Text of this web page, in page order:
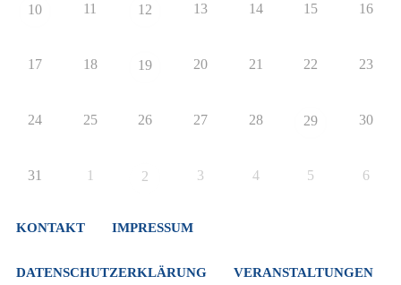
10 11 12 13 14 15 16
17 18 19 20 21 22 23
24 25 26 27 28 29 30
31 1 2 3 4 5 6
KONTAKT IMPRESSUM
DATENSCHUTZERKLÄRUNG VERANSTALTUNGEN